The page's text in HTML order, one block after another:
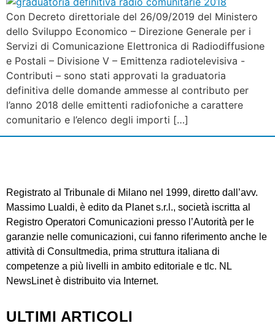
Con Decreto direttoriale del 26/09/2019 del Ministero
dello Sviluppo Economico – Direzione Generale per i
Servizi di Comunicazione Elettronica di Radiodiffusione
e Postali – Divisione V – Emittenza radiotelevisiva -
Contributi – sono stati approvati la graduatoria
definitiva delle domande ammesse al contributo per
l’anno 2018 delle emittenti radiofoniche a carattere
comunitario e l’elenco degli importi […]
Registrato al Tribunale di Milano nel 1999, diretto dall’avv.
Massimo Lualdi, è edito da Planet s.r.l., società iscritta al
Registro Operatori Comunicazioni presso l’Autorità per le
garanzie nelle comunicazioni, cui fanno riferimento anche le
attività di Consultmedia, prima struttura italiana di
competenze a più livelli in ambito editoriale e tlc. NL
NewsLinet è distribuito via Internet.
ULTIMI ARTICOLI